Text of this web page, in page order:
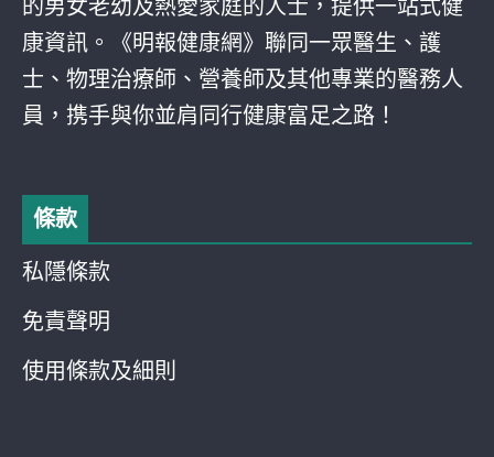
的男女老幼及熱愛家庭的人士，提供一站式健
康資訊。《明報健康網》聯同一眾醫生、護
士、物理治療師、營養師及其他專業的醫務人
員，携手與你並肩同行健康富足之路！
條款
私隱條款
免責聲明
使用條款及細則